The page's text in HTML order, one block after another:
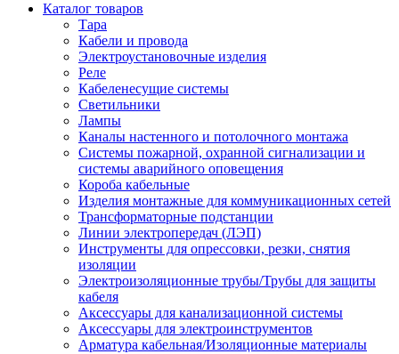
Каталог товаров
Тара
Кабели и провода
Электроустановочные изделия
Реле
Кабеленесущие системы
Светильники
Лампы
Каналы настенного и потолочного монтажа
Системы пожарной, охранной сигнализации и
системы аварийного оповещения
Короба кабельные
Изделия монтажные для коммуникационных сетей
Трансформаторные подстанции
Линии электропередач (ЛЭП)
Инструменты для опрессовки, резки, снятия
изоляции
Электроизоляционные трубы/Трубы для защиты
кабеля
Аксессуары для канализационной системы
Аксессуары для электроинструментов
Арматура кабельная/Изоляционные материалы